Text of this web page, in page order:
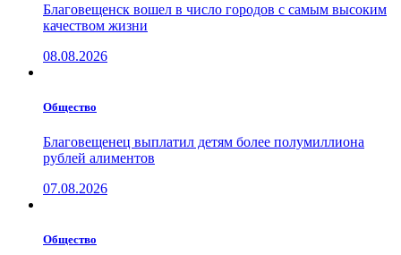
Благовещенск вошел в число городов с самым высоким
качеством жизни
08.08.2026
Общество
Благовещенец выплатил детям более полумиллиона
рублей алиментов
07.08.2026
Общество